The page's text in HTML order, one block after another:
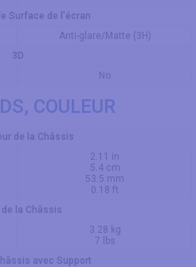
Surface de l'écran
Anti-glare/Matte (3H)
3D
No
COULEUR
de la Châssis
2.11 in
5.4 cm
53.5 mm
0.18 ft
la Châssis
3.28 kg
7 lbs
avec Support